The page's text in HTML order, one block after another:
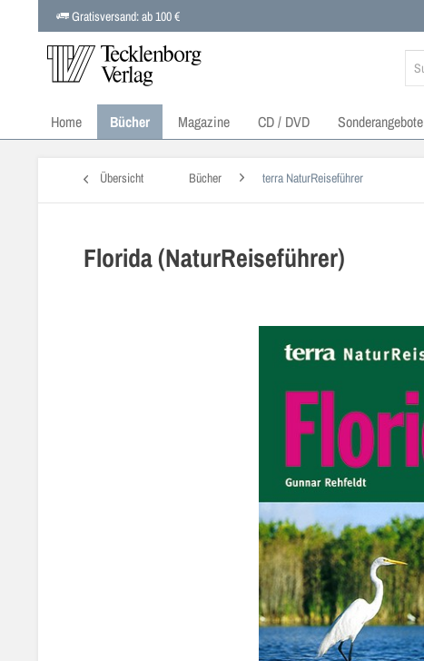
Gratisversand: ab 100 €
Home Bücher Magazine CD / DVD Sonderangebote
Übersicht Bücher terra NaturReiseführer
Florida (NaturReiseführer)